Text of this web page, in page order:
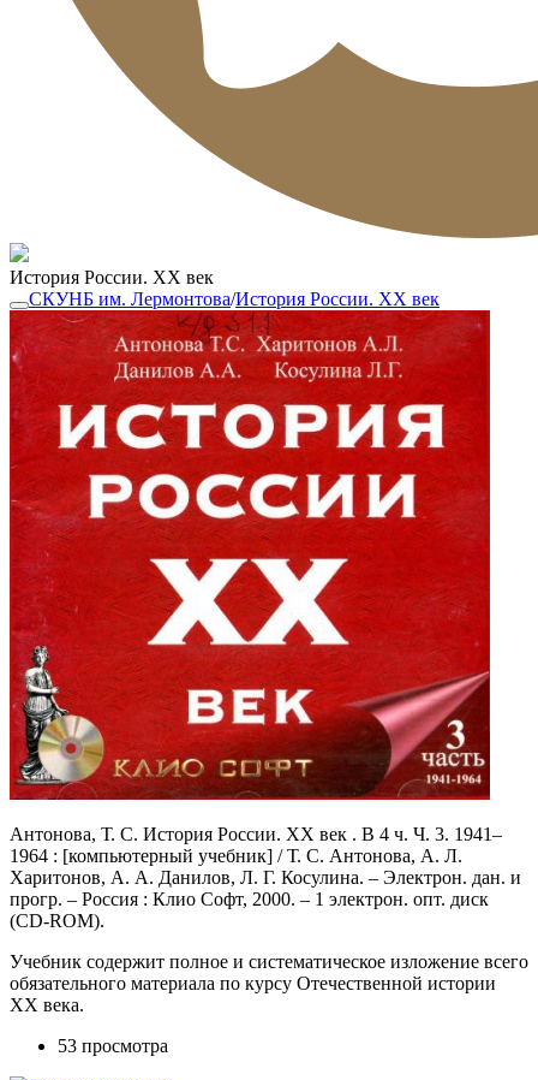
История России. ХХ век
СКУНБ им. Лермонтова/История России. ХХ век
Антонова, Т. С. История России. ХХ век . В 4 ч. Ч. 3. 1941–
1964 : [компьютерный учебник] / Т. С. Антонова, А. Л.
Харитонов, А. А. Данилов, Л. Г. Косулина. – Электрон. дан. и
прогр. – Россия : Клио Софт, 2000. – 1 электрон. опт. диск
(CD-ROM).
Учебник содержит полное и систематическое изложение всего
обязательного материала по курсу Отечественной истории
ХХ века.
53 просмотра